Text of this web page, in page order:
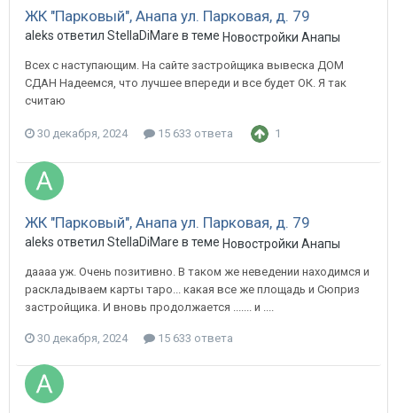
ЖК "Парковый", Анапа ул. Парковая, д. 79
aleks ответил StellaDiMare в теме Новостройки Анапы
Всех с наступающим. На сайте застройщика вывеска ДОМ
СДАН Надеемся, что лучшее впереди и все будет ОК. Я так
считаю
30 декабря, 2024 15 633 ответа 1
ЖК "Парковый", Анапа ул. Парковая, д. 79
aleks ответил StellaDiMare в теме Новостройки Анапы
даааа уж. Очень позитивно. В таком же неведении находимся и
раскладываем карты таро... какая все же площадь и Сюприз
застройщика. И вновь продолжается ....... и ....
30 декабря, 2024 15 633 ответа